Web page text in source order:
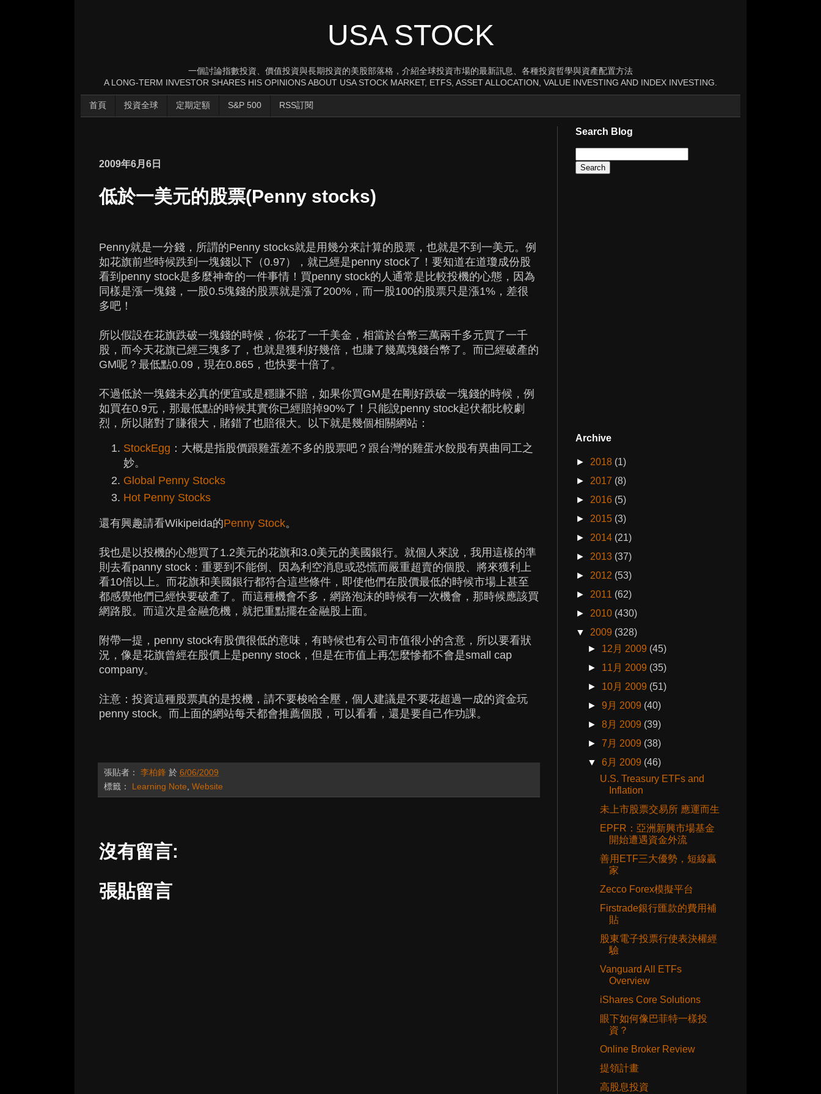
USA STOCK
一個討論指數投資、價值投資與長期投資的美股部落格，介紹全球投資市場的最新訊息、各種投資哲學與資產配置方法
A LONG-TERM INVESTOR SHARES HIS OPINIONS ABOUT USA STOCK MARKET, ETFS, ASSET ALLOCATION, VALUE INVESTING AND INDEX INVESTING.
首頁 投資全球 定期定額 S&P 500 RSS訂閱
2009年6月6日
低於一美元的股票(Penny stocks)
Penny就是一分錢，所謂的Penny stocks就是用幾分來計算的股票，也就是不到一美元。例
如花旗前些時候跌到一塊錢以下（0.97），就已經是penny stock了！要知道在道瓊成份股
看到penny stock是多麼神奇的一件事情！買penny stock的人通常是比較投機的心態，因為
同樣是漲一塊錢，一股0.5塊錢的股票就是漲了200%，而一股100的股票只是漲1%，差很
多吧！
所以假設在花旗跌破一塊錢的時候，你花了一千美金，相當於台幣三萬兩千多元買了一千
股，而今天花旗已經三塊多了，也就是獲利好幾倍，也賺了幾萬塊錢台幣了。而已經破產的
GM呢？最低點0.09，現在0.865，也快要十倍了。
不過低於一塊錢未必真的便宜或是穩賺不賠，如果你買GM是在剛好跌破一塊錢的時候，例
如買在0.9元，那最低點的時候其實你已經賠掉90%了！只能說penny stock起伏都比較劇
烈，所以賭對了賺很大，賭錯了也賠很大。以下就是幾個相關網站：
StockEgg ：大概是指股價跟雞蛋差不多的股票吧？跟台灣的雞蛋水餃股有異曲同工之
妙。
Global Penny Stocks
Hot Penny Stocks
還有興趣請看Wikipeida的Penny Stock。
我也是以投機的心態買了1.2美元的花旗和3.0美元的美國銀行。就個人來說，我用這樣的準
則去看panny stock：重要到不能倒、因為利空消息或恐慌而嚴重超賣的個股、將來獲利上
看10倍以上。而花旗和美國銀行都符合這些條件，即使他們在股價最低的時候市場上甚至
都感覺他們已經快要破產了。而這種機會不多，網路泡沫的時候有一次機會，那時候應該買
網路股。而這次是金融危機，就把重點擺在金融股上面。
附帶一提，penny stock有股價很低的意味，有時候也有公司市值很小的含意，所以要看狀
況，像是花旗曾經在股價上是penny stock，但是在市值上再怎麼慘都不會是small cap
company。
注意：投資這種股票真的是投機，請不要梭哈全壓，個人建議是不要花超過一成的資金玩
penny stock。而上面的網站每天都會推薦個股，可以看看，還是要自己作功課。
張貼者： 李柏鋒 於 6/06/2009
標籤： Learning Note Website
沒有留言:
張貼留言
Search Blog
Archive
► 2018 (1)
► 2017 (8)
► 2016 (5)
► 2015 (3)
► 2014 (21)
► 2013 (37)
► 2012 (53)
► 2011 (62)
► 2010 (430)
▼ 2009 (328)
► 12月 2009 (45)
► 11月 2009 (35)
► 10月 2009 (51)
►9月 2009 (40)
►8月 2009 (39)
►7月 2009 (38)
▼6月 2009 (46)
U.S. Treasury ETFs and
Inflation
未上市股票交易所 應運而生
EPFR：亞洲新興市場基金
開始遭遇資金外流
善用ETF三大優勢，短線贏
家
Zecco Forex模擬平台
Firstrade銀行匯款的費用補
貼
股東電子投票行使表決權經
驗
Vanguard All ETFs
Overview
iShares Core Solutions
眼下如何像巴菲特一樣投
資？
Online Broker Review
提領計畫
高股息投資